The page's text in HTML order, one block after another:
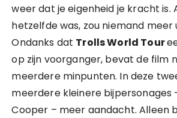
weer dat je eigenheid je kracht is.
hetzelfde was, zou niemand meer
Ondanks dat Trolls World Tour
op zijn voorganger, bevat de film
meerdere minpunten. In deze
meerdere kleinere bijpersonages
Cooper – meer aandacht. Alleen